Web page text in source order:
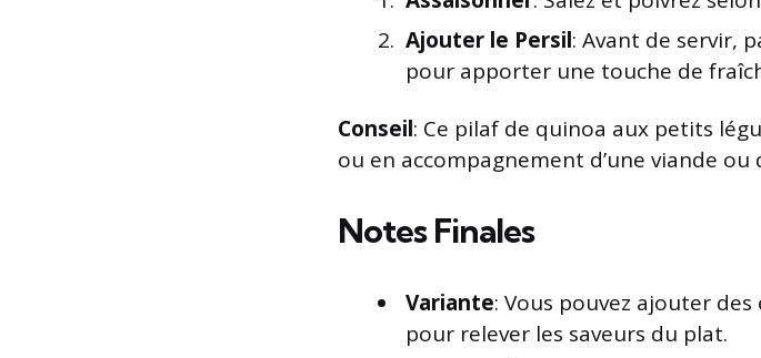
Ajouter le Persil: Avant de servir,
pour apporter une touche de
Conseil: Ce pilaf de quinoa aux petits
ou en accompagnement d’une viande ou
Notes Finales
Variante: Vous pouvez ajouter
pour relever les saveurs du plat.